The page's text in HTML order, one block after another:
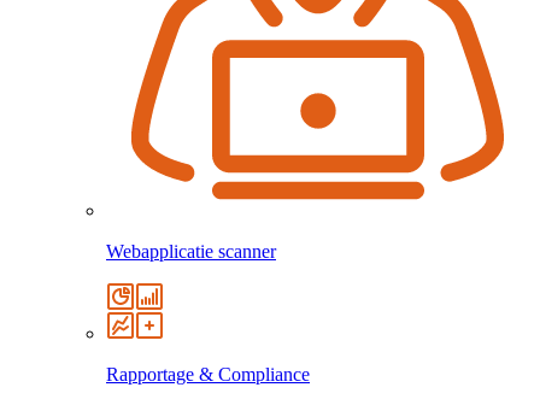
Webapplicatie scanner
Rapportage & Compliance